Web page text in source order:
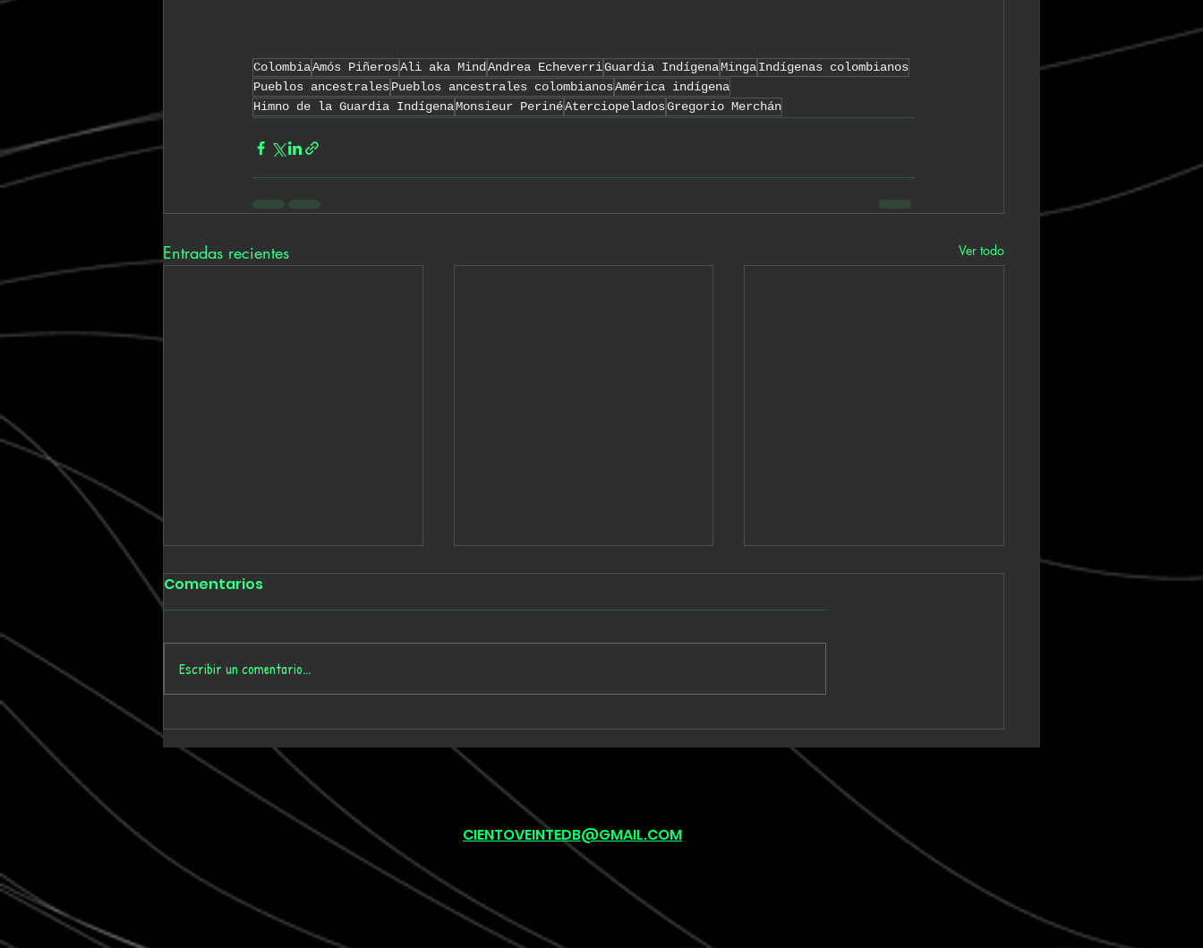
ColombiaAmós PiñerosAli aka MindAndrea EcheverriGuardia IndígenaMingaIndígenas colombianos
Pueblos ancestralesPueblos ancestrales colombianosAmérica indígena
Himno de la Guardia IndígenaMonsieur PerinéAterciopeladosGregorio Merchán
Entradas recientes Ver todo
Tmygn convierte
dieciséis años de
memoria personal en el
álbum 'Where Time Goes'
Babe Rainbow extiende
una suite de seis minutos
en “Acid and Honey”
Unknown Vagabond
lleva un sintetizador
onírico hacia un clímax
post-rock en “Warm Tide
Comentarios
Escribir un comentario...
CIENTOVEINTEDB@GMAIL.COM